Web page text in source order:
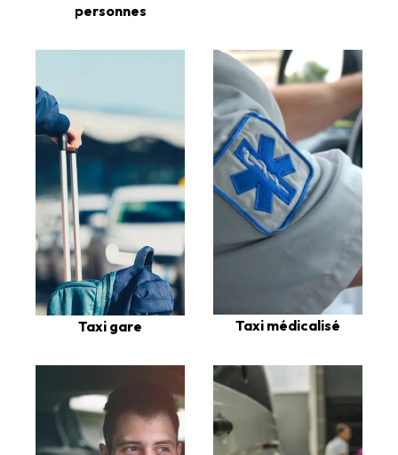
personnes
Taxi gare Taxi médicalisé